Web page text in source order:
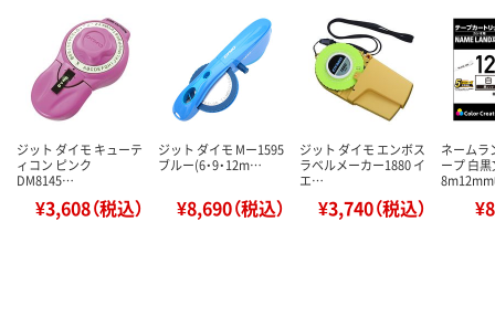
ジット ダイモ キューテ
ィコン ピンク
DM8145…
¥3,608（税込）
ジット ダイモ Mー1595
ブルー(6・9・12m…
¥8,690（税込）
ジット ダイモ エンボス
ラベルメーカー1880 イ
エ…
¥3,740（税込）
ネームラ
ープ 白